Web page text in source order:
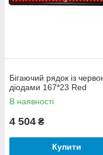
Бігаючий рядок із
діодами 167*23 Red
В наявності
4 504 ₴
Купити